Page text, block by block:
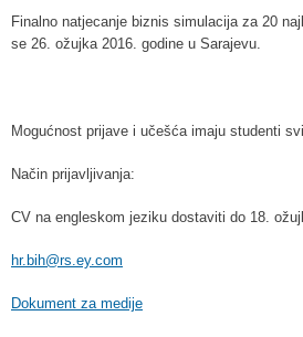
Finalno natjecanje biznis simulacija za 20
se 26. ožujka 2016. godine u Sarajevu.
Mogućnost prijave i učešća imaju studenti
Način prijavljivanja:
CV na engleskom jeziku dostaviti do 18.
hr.bih@rs.ey.com
Dokument za medije